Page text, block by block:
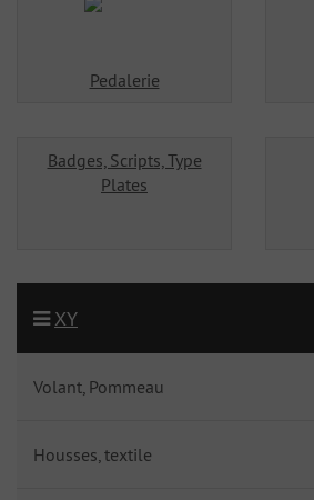
Pedalerie
Badges, Scripts, Type
Plates
XY
Volant, Pommeau
Housses, textile